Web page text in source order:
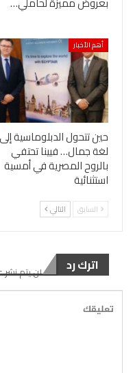
أهم الأخبار
حين تتحول الدبلوماسية إلى
لغة جمال… فيينا تحتفي
بالروح المصرية في أمسية
استثنائية
السابق التالي
اترك رد لن يتم نشر